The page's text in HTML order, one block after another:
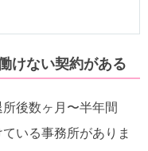
けない契約がある
後数ヶ月〜半年間
いる事務所がありま